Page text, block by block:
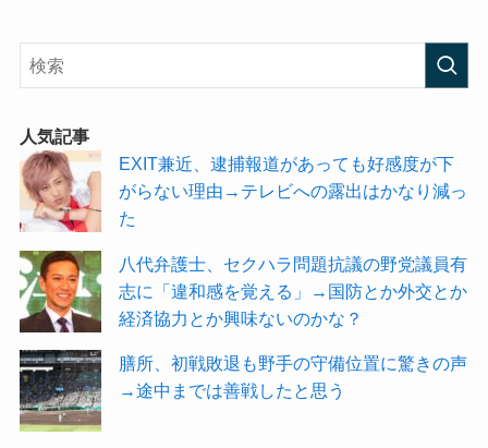
人気記事
EXIT兼近、逮捕報道があっても好感度が下
がらない理由→テレビへの露出はかなり減っ
た
八代弁護士、セクハラ問題抗議の野党議員有
志に「違和感を覚える」→国防とか外交とか
経済協力とか興味ないのかな？
膳所、初戦敗退も野手の守備位置に驚きの声
→途中までは善戦したと思う